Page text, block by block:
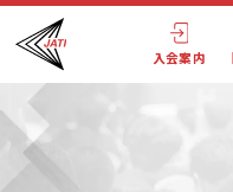
入会案内